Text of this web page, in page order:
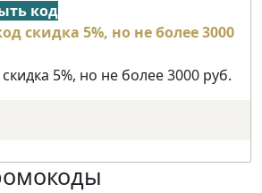
код
5%, но не более 3000 руб.